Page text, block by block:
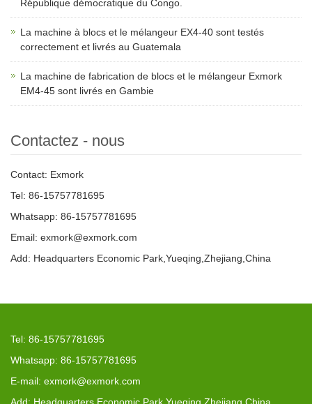
République démocratique du Congo.
La machine à blocs et le mélangeur EX4-40 sont testés
correctement et livrés au Guatemala
La machine de fabrication de blocs et le mélangeur Exmork
EM4-45 sont livrés en Gambie
Contactez - nous
Contact: Exmork
Tel: 86-15757781695
Whatsapp: 86-15757781695
Email: exmork@exmork.com
Add: Headquarters Economic Park,Yueqing,Zhejiang,China
Tel: 86-15757781695
Whatsapp: 86-15757781695
E-mail: exmork@exmork.com